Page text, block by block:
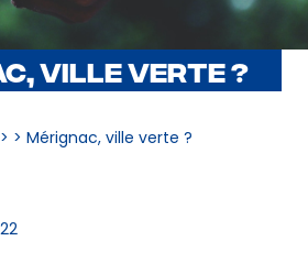
VILLE VERTE ?
> > Mérignac, ville verte ?